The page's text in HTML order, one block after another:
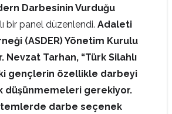
Darbesinin Vurduğu
bir panel düzenlendi. Adaleti
(ASDER) Yönetim Kurulu
Nevzat Tarhan, “Türk Silahlı
gençlerin özellikle darbeyi
düşünmemeleri gerekiyor.
darbe seçenek